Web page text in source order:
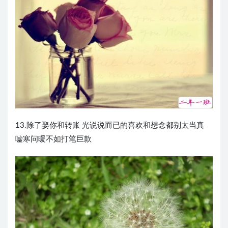
13.除了娶你和转账 光说说而已的喜欢和想念都别太当真
嘘寒问暖不如打笔巨款